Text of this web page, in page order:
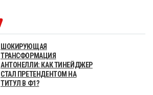
ШОКИРУЮЩАЯ
ТРАНСФОРМАЦИЯ
АНТОНЕЛЛИ: КАК ТИНЕЙДЖЕР
СТАЛ ПРЕТЕНДЕНТОМ НА
ТИТУЛ В Ф1?